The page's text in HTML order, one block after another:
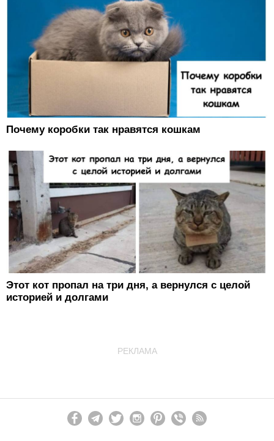
Почему коробки так нравятся кошкам
Этот кот пропал на три дня, а вернулся с целой
историей и долгами
РЕКЛАМА